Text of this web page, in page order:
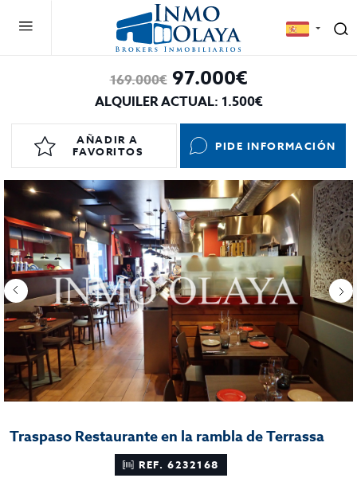
169.000€97.000€
ALQUILER ACTUAL: 1.500€
AÑADIR A
FAVORITOS
PIDE INFORMACIÓN
Traspaso Restaurante en la rambla de Terrassa
REF. 6232168